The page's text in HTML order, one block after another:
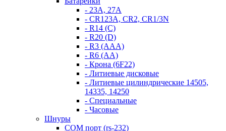
- 23A, 27A
- CR123A, CR2, CR1/3N
- R14 (C)
- R20 (D)
- R3 (AAA)
- R6 (AA)
- Крона (6F22)
- Литиевые дисковые
- Литиевые цилиндрические 14505,
14335, 14250
- Специальные
- Часовые
Шнуры
COM порт (rs-232)